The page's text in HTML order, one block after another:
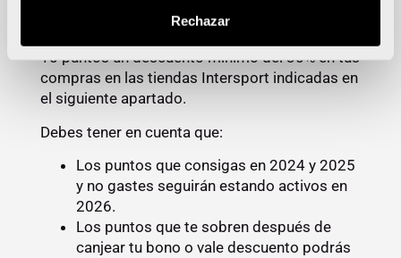
Rechazar
10 puntosun descuento mínimo del 30% en tus
compras en las tiendas Intersport indicadas en
el siguiente apartado.
Debes tener en cuenta que:
Los puntos que consigas en 2024 y 2025
y no gastes seguirán estando activos en
2026.
Los puntos que te sobren después de
canjear tu bono o vale descuento podrás